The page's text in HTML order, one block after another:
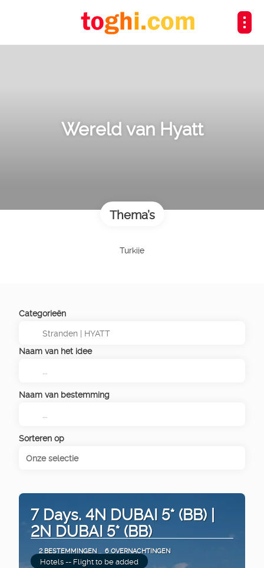
Wereld van Hyatt
Thema’s
Turkije
Categorieën
Naam van het idee
Naam van bestemming
Sorteren op
Onze selectie
7 Days. 4N DUBAI 5* (BB) |
2N DUBAI 5* (BB)
2 BESTEMMINGEN 6 OVERNACHTINGEN
Hotels -- Flight to be added